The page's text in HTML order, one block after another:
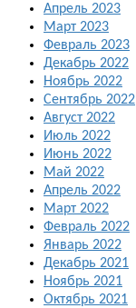
Апрель 2023
Март 2023
Февраль 2023
Декабрь 2022
Ноябрь 2022
Сентябрь 2022
Август 2022
Июль 2022
Июнь 2022
Май 2022
Апрель 2022
Март 2022
Февраль 2022
Январь 2022
Декабрь 2021
Ноябрь 2021
Октябрь 2021